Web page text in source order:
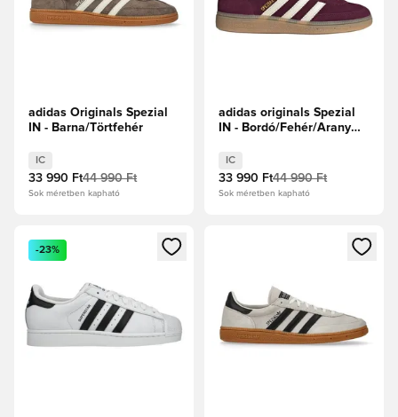
adidas Originals Spezial
IN - Barna/Törtfehér
IC
33 990 Ft44 990 Ft
Sok méretben kapható
adidas originals Spezial
IN - Bordó/Fehér/Arany
IC
33 990 Ft44 990 Ft
Sok méretben kapható
Megnyit egy modált a bejelentkezéshez vagy a tagként
-23%
Megnyit egy modált a